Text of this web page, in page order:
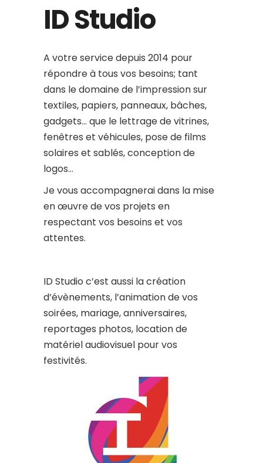
ID Studio
A votre service depuis 2014 pour
répondre à tous vos besoins; tant
dans le domaine de l’impression sur
textiles, papiers, panneaux, bâches,
gadgets… que le lettrage de vitrines,
fenêtres et véhicules, pose de films
solaires et sablés, conception de
logos…
Je vous accompagnerai dans la mise
en œuvre de vos projets en
respectant vos besoins et vos
attentes.
ID Studio c’est aussi la création
d’évènements, l’animation de vos
soirées, mariage, anniversaires,
reportages photos, location de
matériel audiovisuel pour vos
festivités.